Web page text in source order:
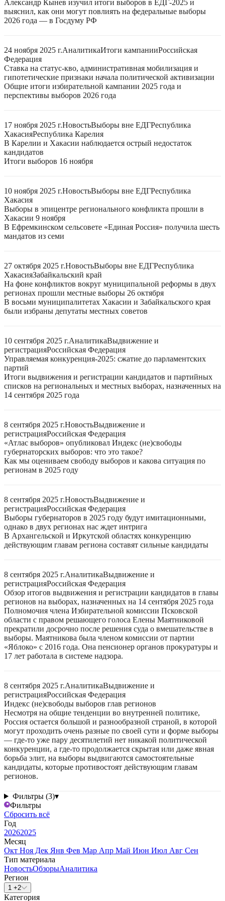
Александр Кынев изучил итоги выборов в ЕДГ-2025 и
выяснил, как они могут повлиять на федеральные выборы
2026 года — в Госдуму РФ
24 ноября 2025 г.АналитикаИтоги кампанииРоссийская
Федерация
Ставка на статус-кво, административная мобилизация и
гипотетические признаки начала политической активизации
Общие итоги избирательной кампании 2025 года и
перспективы выборов 2026 года
17 ноября 2025 г.НовостьВыборы вне ЕДГРеспублика
ХакасияРеспублика Карелия
В Карелии и Хакасии наблюдается острый недостаток
кандидатов
Итоги выборов 16 ноября
10 ноября 2025 г.НовостьВыборы вне ЕДГРеспублика
Хакасия
Выборы в эпицентре регионального конфликта прошли в
Хакасии 9 ноября
В Ефремкинском сельсовете «Единая Россия» получила шесть
мандатов из семи
27 октября 2025 г.НовостьВыборы вне ЕДГРеспублика
ХакасияЗабайкальский край
На фоне конфликтов вокруг муниципальной реформы в двух
регионах прошли местные выборы 26 октября
В восьми муниципалитетах Хакасии и Забайкальского края
были избраны депутаты местных советов
10 сентября 2025 г.АналитикаВыдвижение и
регистрацияРоссийская Федерация
Управляемая конкуренция-2025: сжатие до парламентских
партий
Итоги выдвижения и регистрации кандидатов и партийных
списков на региональных и местных выборах, назначенных на
14 сентября 2025 года
8 сентября 2025 г.НовостьВыдвижение и
регистрацияРоссийская Федерация
«Атлас выборов» опубликовал Индекс (не)свободы
губернаторских выборов: что это такое?
Как мы оцениваем свободу выборов и какова ситуация по
регионам в 2025 году
8 сентября 2025 г.НовостьВыдвижение и
регистрацияРоссийская Федерация
Выборы губернаторов в 2025 году будут имитационными,
однако в двух регионах нас ждет интрига
В Архангельской и Иркутской областях конкуренцию
действующим главам региона составят сильные кандидаты
8 сентября 2025 г.АналитикаВыдвижение и
регистрацияРоссийская Федерация
Обзор итогов выдвижения и регистрации кандидатов в главы
регионов на выборах, назначенных на 14 сентября 2025 года
Полномочия члена Избирательной комиссии Псковской
области с правом решающего голоса Елены Маятниковой
прекратили досрочно после решения суда о вмешательстве в
выборы. Маятникова была членом комиссии от партии
«Яблоко» с 2016 года. Она пенсионер органов прокуратуры и
17 лет работала в системе надзора.
8 сентября 2025 г.АналитикаВыдвижение и
регистрацияРоссийская Федерация
Индекс (не)свободы выборов глав регионов
Несмотря на общие тенденции во внутренней политике,
Россия остается большой и разнообразной страной, в которой
могут проходить очень разные по своей сути и форме выборы
— где-то уже пару десятилетий нет никакой политической
конкуренции, а где-то продолжается скрытая или даже явная
борьба элит, на выборы выдвигаются самостоятельные
кандидаты, которые противостоят действующим главам
регионов.
Фильтры (3)▾
Фильтры
Сбросить всё
Год
20262025
Месяц
Окт Ноя Дек Янв Фев Мар Апр Май Июн Июл Авг Сен
Тип материала
НовостьОбзорыАналитика
Регион
1 +2
Категория